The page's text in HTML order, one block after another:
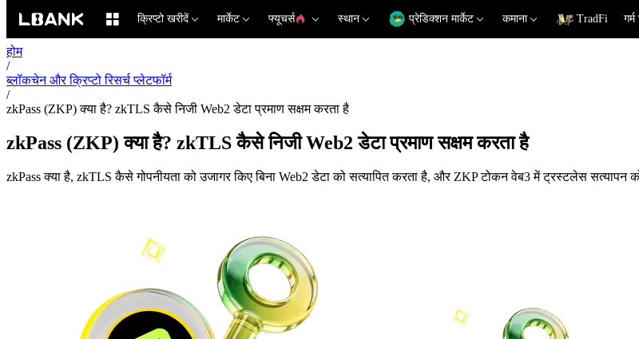
क्रिप्टो खरीदें मार्केट फ्यूचर्स स्थान प्रेडिक्शन मार्केट कमाना TradFi
होम
/
ब्लॉकचेन और क्रिप्टो रिसर्च प्लेटफॉर्म
/
zkPass (ZKP) क्या है? zkTLS कैसे निजी Web2 डेटा प्रमाण सक्षम करता है
zkPass (ZKP) क्या है? zkTLS कैसे निजी Web2 डेटा प्रमाण सक्षम करता है
zkPass क्या है, zkTLS कैसे गोपनीयता को उजागर किए बिना Web2 डेटा को सत्यापित करता है, और ZKP टोकन वेब3 में ट्रस्टलेस